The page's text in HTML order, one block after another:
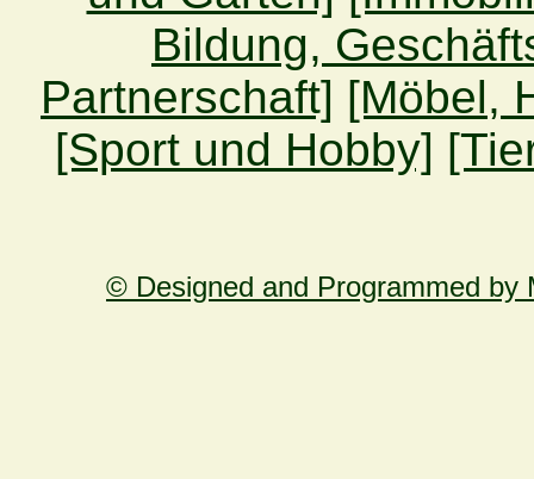
Bildung,
Partnerschaft] [Möbel,
[Sport und Hobby]
© Designed and Programmed by